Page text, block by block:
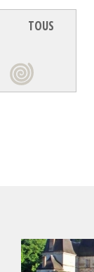
TOUS